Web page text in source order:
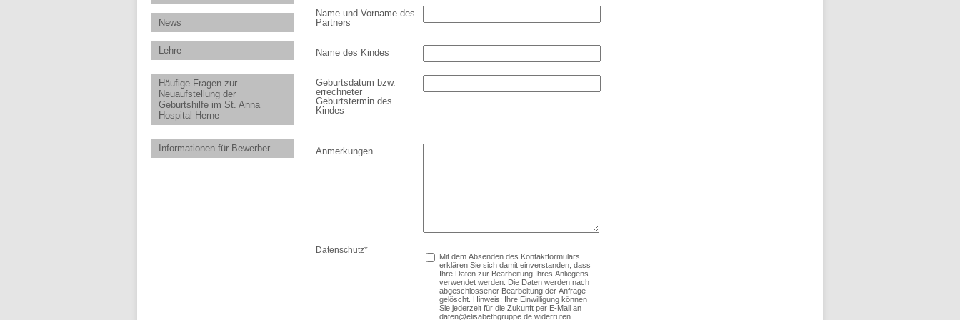
News
Lehre
Häufige Fragen zur
Neuaufstellung der
Geburtshilfe im St. Anna
Hospital Herne
Informationen für Bewerber
Name und Vorname des
Partners
Name des Kindes
Geburtsdatum bzw.
errechneter
Geburtstermin des
Kindes
Anmerkungen
Datenschutz*
Mit dem Absenden des Kontaktformulars
erklären Sie sich damit einverstanden, dass
Ihre Daten zur Bearbeitung Ihres Anliegens
verwendet werden. Die Daten werden nach
abgeschlossener Bearbeitung der Anfrage
gelöscht. Hinweis: Ihre Einwilligung können
Sie jederzeit für die Zukunft per E-Mail an
daten@elisabethgruppe.de widerrufen.